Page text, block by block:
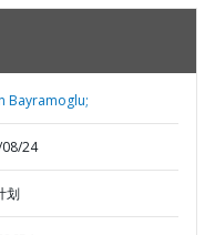
Bayramoglu;
24
划